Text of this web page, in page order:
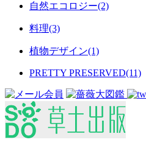
自然エコロジー(2)
料理(3)
植物デザイン(1)
PRETTY PRESERVED(11)